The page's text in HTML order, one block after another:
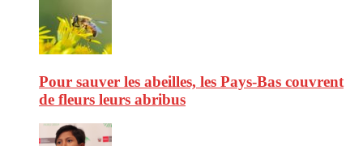
Pour sauver les abeilles, les Pays-Bas couvrent
de fleurs leurs abribus